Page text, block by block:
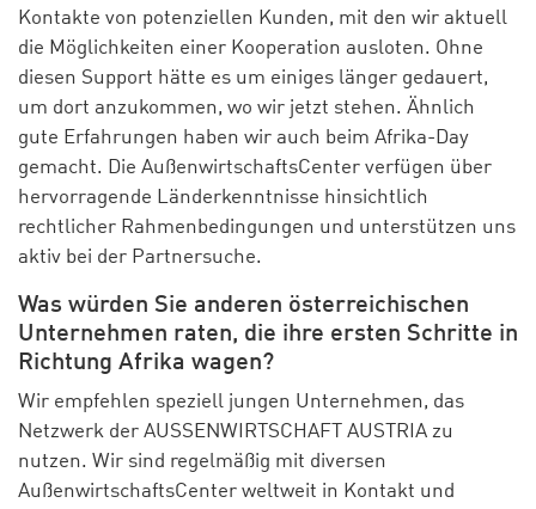
Kontakte von potenziellen Kunden, mit den wir aktuell
die Möglichkeiten einer Kooperation ausloten. Ohne
diesen Support hätte es um einiges länger gedauert,
um dort anzukommen, wo wir jetzt stehen. Ähnlich
gute Erfahrungen haben wir auch beim Afrika-Day
gemacht. Die AußenwirtschaftsCenter verfügen über
hervorragende Länderkenntnisse hinsichtlich
rechtlicher Rahmenbedingungen und unterstützen uns
aktiv bei der Partnersuche.
Was würden Sie anderen österreichischen
Unternehmen raten, die ihre ersten Schritte in
Richtung Afrika wagen?
Wir empfehlen speziell jungen Unternehmen, das
Netzwerk der AUSSENWIRTSCHAFT AUSTRIA zu
nutzen. Wir sind regelmäßig mit diversen
AußenwirtschaftsCenter weltweit in Kontakt und